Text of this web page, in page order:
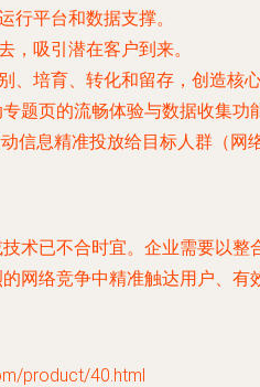
行平台和数据支撑。
，吸引潜在客户到来。
、培育、转化和留存，创造核心
题页的流畅体验与数据收集
信息精准投放给目标人群（
术已不合时宜。企业需要以
网络竞争中精准触达用户、有
product/40.html